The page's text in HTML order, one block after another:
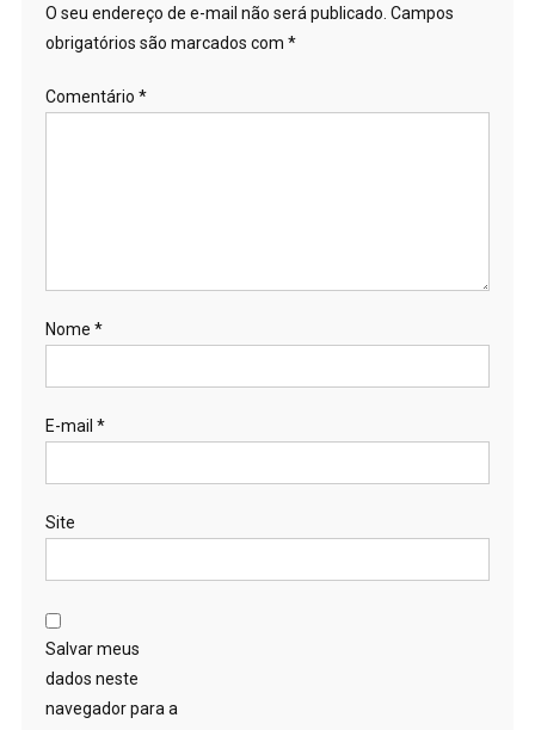
O seu endereço de e-mail não será publicado. Campos
obrigatórios são marcados com *
Comentário *
Nome *
E-mail *
Site
Salvar meus
dados neste
navegador para a